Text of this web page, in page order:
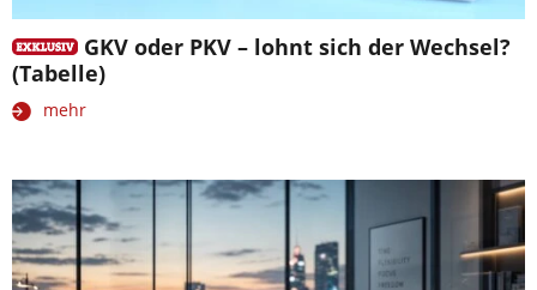
GKV oder PKV – lohnt sich der Wechsel?
(Tabelle)
mehr